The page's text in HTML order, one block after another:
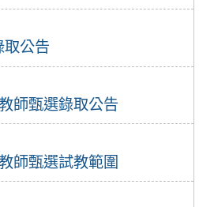
取公告
師甄選錄取公告
師甄選試教範圍